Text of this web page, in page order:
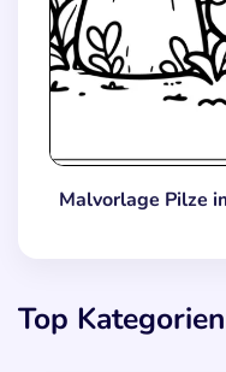
Malvorlage Pilze
Top Kategorien